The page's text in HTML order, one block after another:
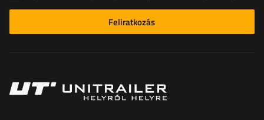
Feliratkozás